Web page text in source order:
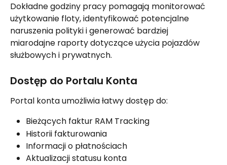
Dokładne godziny pracy pomagają monitorować
użytkowanie floty, identyfikować potencjalne
naruszenia polityki i generować bardziej
miarodajne raporty dotyczące użycia pojazdów
służbowych i prywatnych.
Dostęp do Portalu Konta
Portal konta umożliwia łatwy dostęp do:
Bieżących faktur RAM Tracking
Historii fakturowania
Informacji o płatnościach
Aktualizacji statusu konta